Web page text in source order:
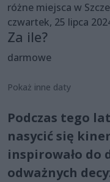
różne miejsca w
czwartek, 25 lipca
Za ile?
darmowe
Pokaż inne daty
Podczas tego
nasycić się
inspirowało do
odważnych